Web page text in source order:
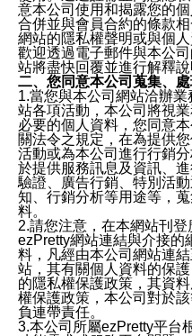
意本公司使用和揭露您的
合併並與會員合約的條款
網站的隱私權聲明或與個
歡迎透過電子郵件與本公
站將盡快回覆並進行解釋說
二、您同意本公司蒐集、
1.當您與本公司網站洽辦
站各項活動，本公司將視
必要的個人資料，您同意
關法令之規定，在為提供
活動或為本公司進行行銷
於提供服務訊息及資訊、
驗證、廣告行銷、特別活
知、行銷分析等用途等，
料。
2.請您注意，在本網站刊
ezPretty網站連結與介接的
料，凡經由本公司網站連
站，其有關個人資料的保
的隱私權保護政策，其資
權保護政策，本公司對於
負連帶責任。
3.本公司所屬ezPretty平台